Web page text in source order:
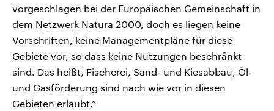
vorgeschlagen bei der Europäischen Gemeinschaft in
dem Netzwerk Natura 2000, doch es liegen keine
Vorschriften, keine Managementpläne für diese
Gebiete vor, so dass keine Nutzungen beschränkt
sind. Das heißt, Fischerei, Sand- und Kiesabbau, Öl-
und Gasförderung sind nach wie vor in diesen
Gebieten erlaubt.“